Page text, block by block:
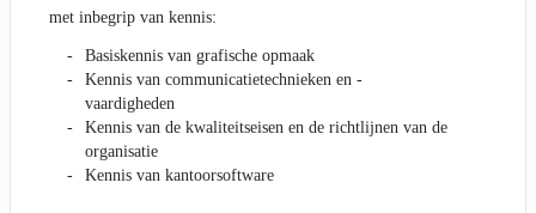
met inbegrip van kennis:
Basiskennis van grafische opmaak
Kennis van communicatietechnieken en -
vaardigheden
Kennis van de kwaliteitseisen en de richtlijnen van de
organisatie
Kennis van kantoorsoftware